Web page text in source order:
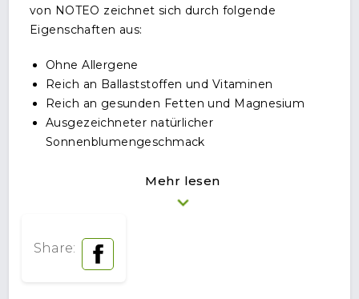
von NOTEO zeichnet sich durch folgende
Eigenschaften aus:
Ohne Allergene
Reich an Ballaststoffen und Vitaminen
Reich an gesunden Fetten und Magnesium
Ausgezeichneter natürlicher
Sonnenblumengeschmack
Unsere Sonnenblumenkernpaste ist sowohl für den
Eigenverzehr geeignet als auch als Zutat in
ist auch eine perfekte Ergänzung zu geröstetem
Brot oder als Snack.
Mehr lesen
Share: